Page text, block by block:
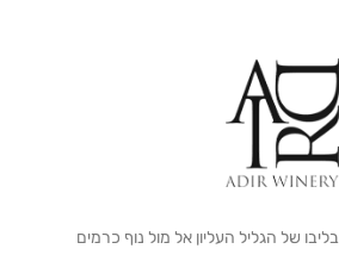
בליבו של הגליל העליון אל מול נוף כרמים